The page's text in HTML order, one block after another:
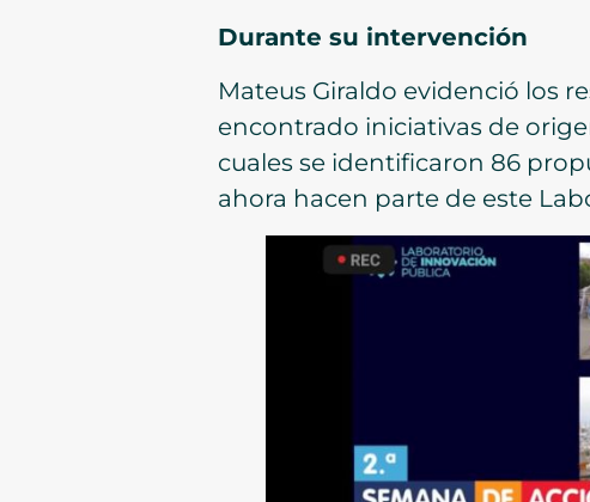
Durante su intervención
Mateus Giraldo evidenció los
encontrado iniciativas de
cuales se identificaron 86
ahora hacen parte de este